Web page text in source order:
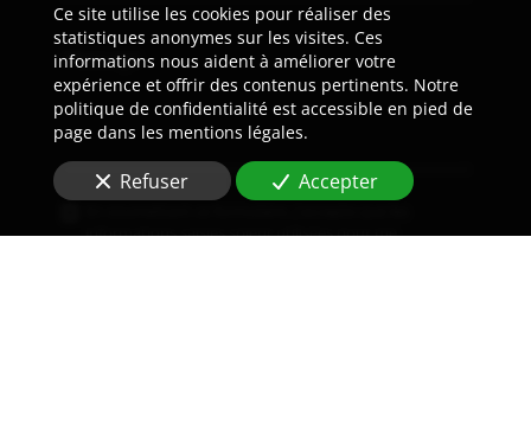
Message
informations saisies soient utilisées pour me
Ce site utilise les cookies pour réaliser des
statistiques anonymes sur les visites. Ces
informations nous aident à améliorer votre
expérience et offrir des contenus pertinents. Notre
politique de confidentialité est accessible en pied de
page dans les mentions légales.
Refuser Accepter